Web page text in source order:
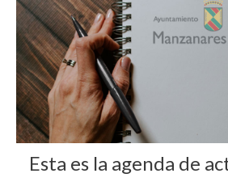
Esta es la agenda de